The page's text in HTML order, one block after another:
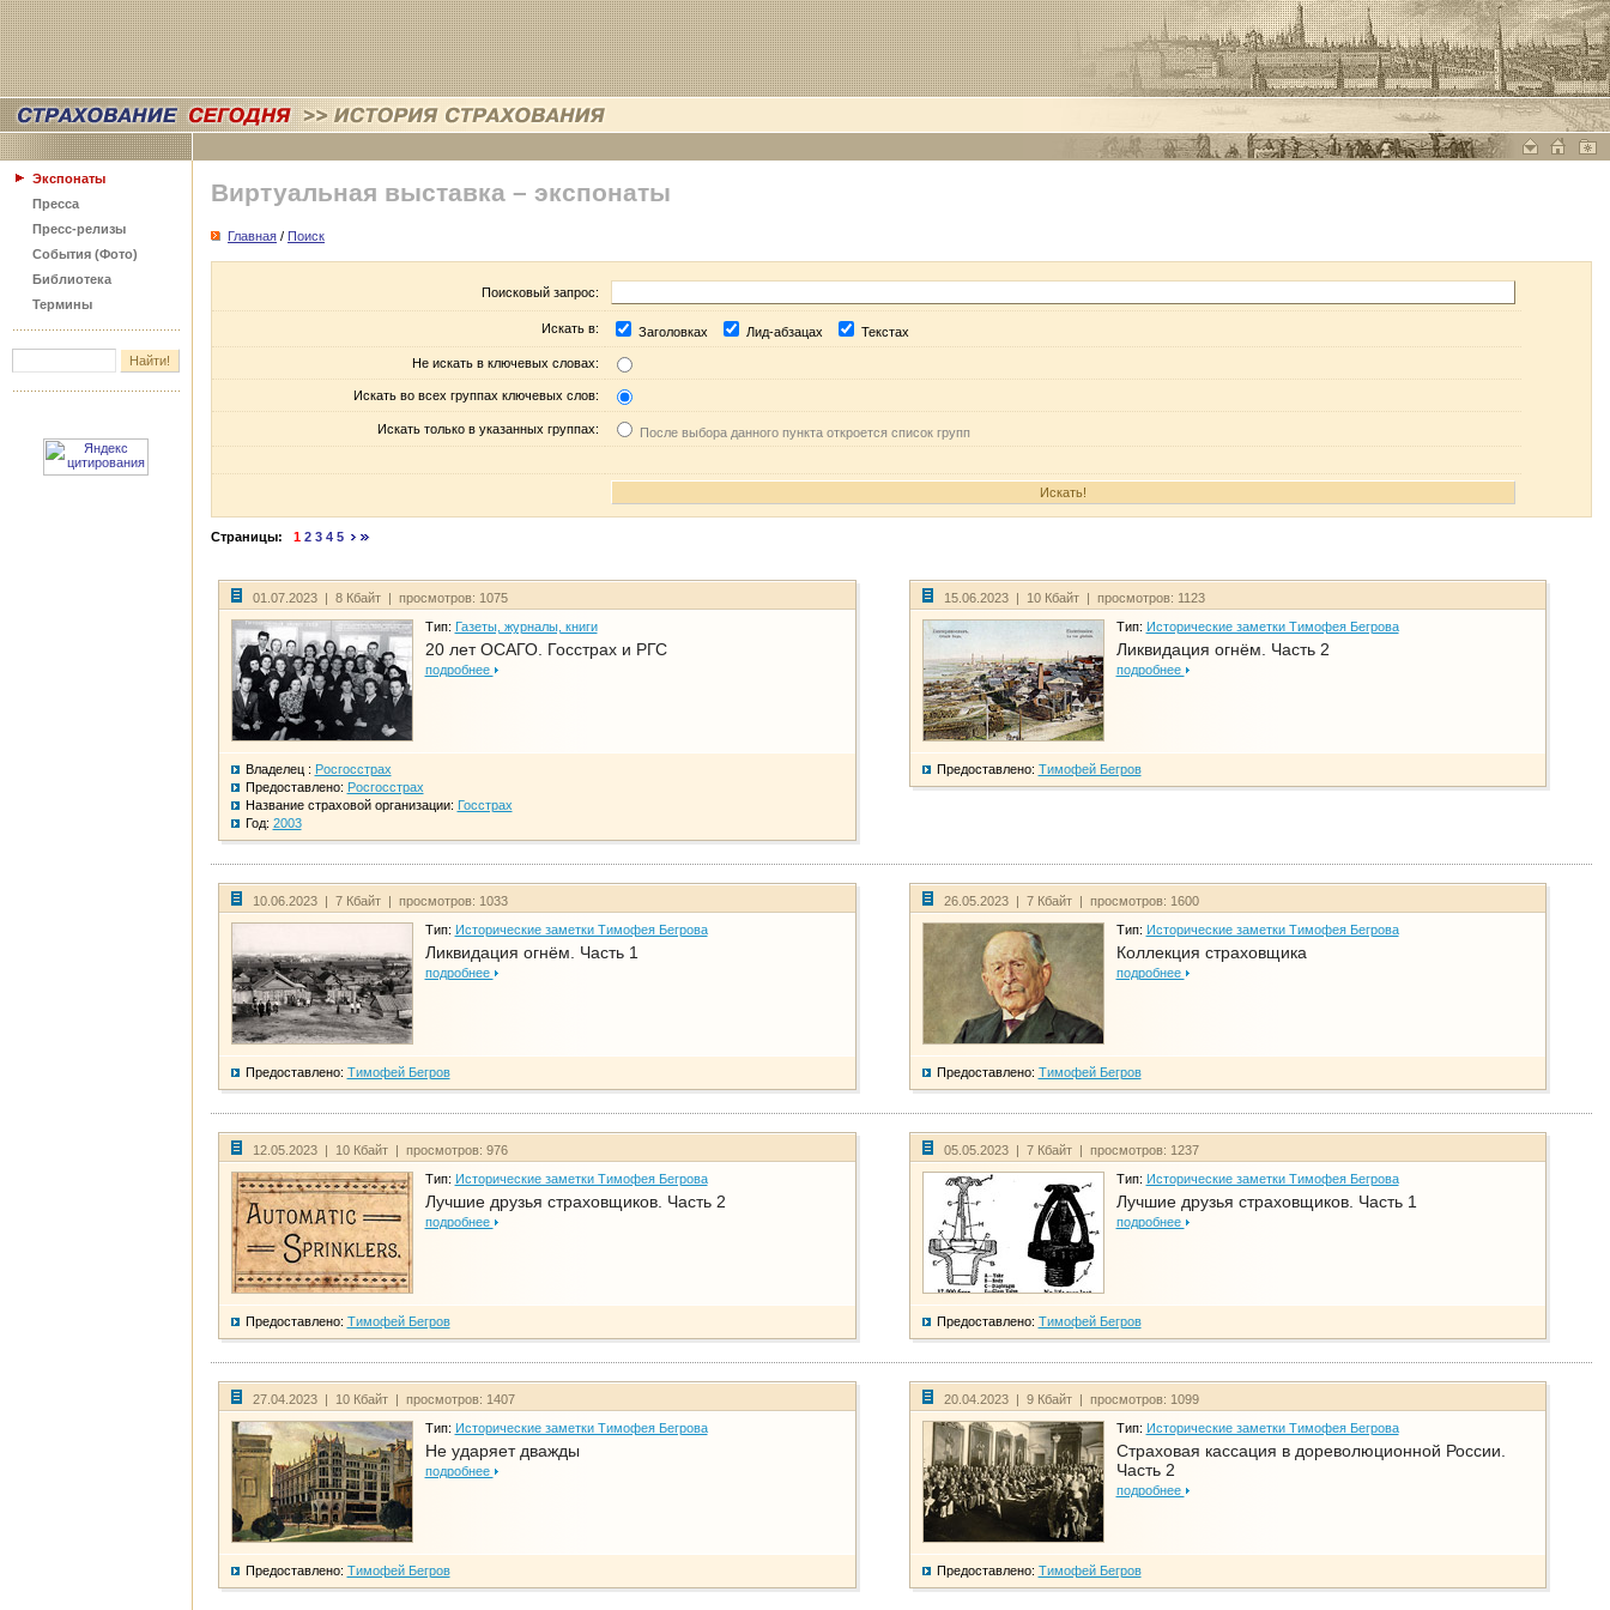
Экспонаты
Пресса
Пресс-релизы
События (Фото)
Библиотека
Термины
Виртуальная выставка – экспонаты
Главная / Поиск
Поисковый запрос:
Искать в: Заголовках Лид-абзацах Текстах
Не искать в ключевых словах:
Искать во всех группах ключевых слов:
Искать только в указанных группах: После выбора данного пункта откроется список групп
Страницы: 1 2 3 4 5
01.07.2023 | 8 Кбайт | просмотров: 1075
Тип: Газеты, журналы, книги
20 лет ОСАГО. Госстрах и РГС
подробнее
Владелец : Росгосстрах
Предоставлено: Росгосстрах
Название страховой организации: Госстрах
Год: 2003
15.06.2023 | 10 Кбайт | просмотров: 1123
Тип: Исторические заметки Тимофея Бегрова
Ликвидация огнём. Часть 2
подробнее
Предоставлено: Тимофей Бегров
10.06.2023 | 7 Кбайт | просмотров: 1033
Тип: Исторические заметки Тимофея Бегрова
Ликвидация огнём. Часть 1
подробнее
Предоставлено: Тимофей Бегров
26.05.2023 | 7 Кбайт | просмотров: 1600
Тип: Исторические заметки Тимофея Бегрова
Коллекция страховщика
подробнее
Предоставлено: Тимофей Бегров
12.05.2023 | 10 Кбайт | просмотров: 976
Тип: Исторические заметки Тимофея Бегрова
Лучшие друзья страховщиков. Часть 2
подробнее
Предоставлено: Тимофей Бегров
05.05.2023 | 7 Кбайт | просмотров: 1237
Тип: Исторические заметки Тимофея Бегрова
Лучшие друзья страховщиков. Часть 1
подробнее
Предоставлено: Тимофей Бегров
27.04.2023 | 10 Кбайт | просмотров: 1407
Тип: Исторические заметки Тимофея Бегрова
Не ударяет дважды
подробнее
Предоставлено: Тимофей Бегров
20.04.2023 | 9 Кбайт | просмотров: 1099
Тип: Исторические заметки Тимофея Бегрова
Страховая кассация в дореволюционной России.
Часть 2
подробнее
Предоставлено: Тимофей Бегров